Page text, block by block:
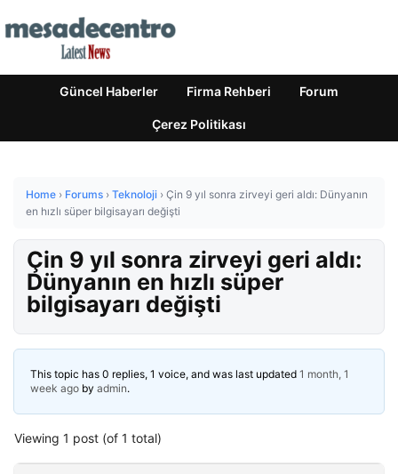
Güncel Haberler Firma Rehberi Forum
Çerez Politikası
Home › Forums › Teknoloji › Çin 9 yıl sonra zirveyi geri aldı: Dünyanın
en hızlı süper bilgisayarı değişti
Çin 9 yıl sonra zirveyi geri aldı:
Dünyanın en hızlı süper
bilgisayarı değişti
This topic has 0 replies, 1 voice, and was last updated 1 month, 1
week ago by admin.
Viewing 1 post (of 1 total)